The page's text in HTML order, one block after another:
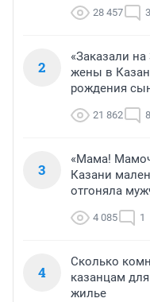
28 457 3
2
«Заказали
жены в
рождения
21 862 8
3
«Мама!
Казани
отгоняла
4 085 1
4
Сколько
казанцам
жилье